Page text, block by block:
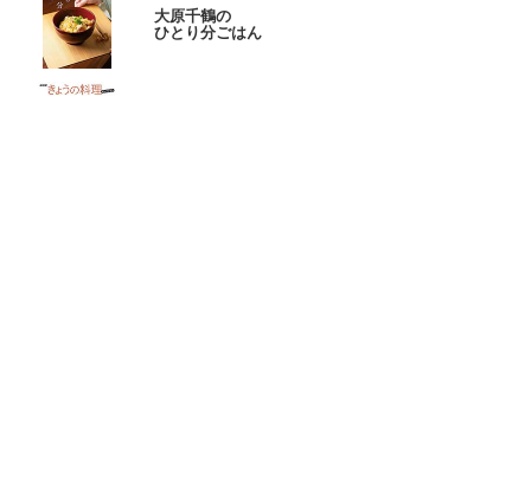
大原千鶴の
ひとり分ごはん